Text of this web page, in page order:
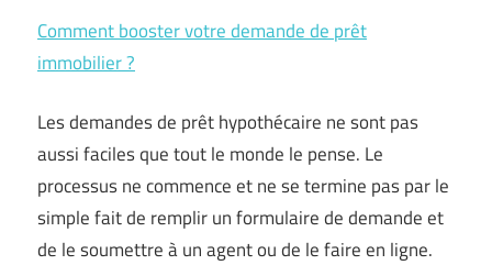
Comment booster votre demande de prêt
immobilier ?
Les demandes de prêt hypothécaire ne sont pas
aussi faciles que tout le monde le pense. Le
processus ne commence et ne se termine pas par le
simple fait de remplir un formulaire de demande et
de le soumettre à un agent ou de le faire en ligne.